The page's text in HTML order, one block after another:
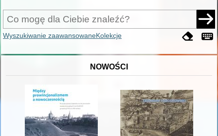
Wyszukiwanie zaawansowaneKolekcje
NOWOŚCI